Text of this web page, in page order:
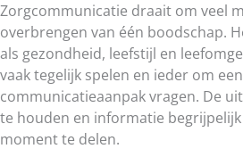
Zorgcommunicatie draait om veel
overbrengen van één boodschap.
als gezondheid, leefstijl en
vaak tegelijk spelen en ieder om
communicatieaanpak vragen. De
te houden en informatie
moment te delen.